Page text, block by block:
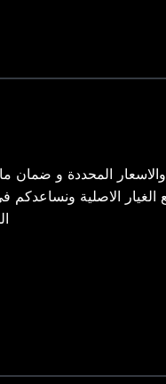
المحددة و ضمان
الاصلية ونساعدكم